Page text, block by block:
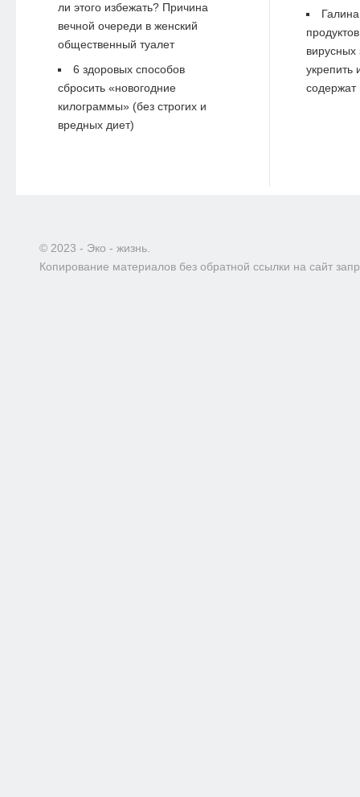
ли этого избежать? Причина
вечной очереди в женский
общественный туалет
6 здоровых способов
сбросить «новогодние
килограммы» (без строгих и
вредных диет)
Галина
вирусных
укрепить
содержат
© 2023 - Эко - жизнь.
Копирование материалов без обратной ссылки на сайт